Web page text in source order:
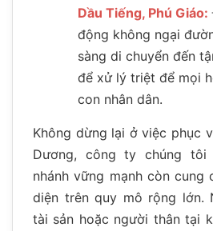
Dầu Tiếng, Phú Giáo:
động không ngại
sàng di chuyển đến
để xử lý triệt để mọi
con nhân dân.
Không dừng lại ở việc phục
Dương, công ty chúng
nhánh vững mạnh còn cung
diện trên quy mô rộng lớn.
tài sản hoặc người thân tại